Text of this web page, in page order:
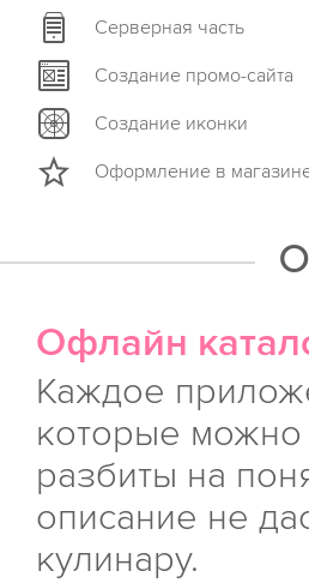
Серверная часть
Создание промо-сайта
Создание иконки
Оформление в
Офлайн
Каждое
которые можно
разбиты на
описание не
кулинару.